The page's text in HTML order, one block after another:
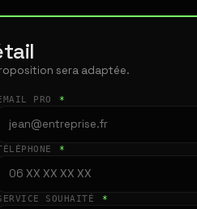
sera adaptée.
PRO *
*
SOUHAITÉ *